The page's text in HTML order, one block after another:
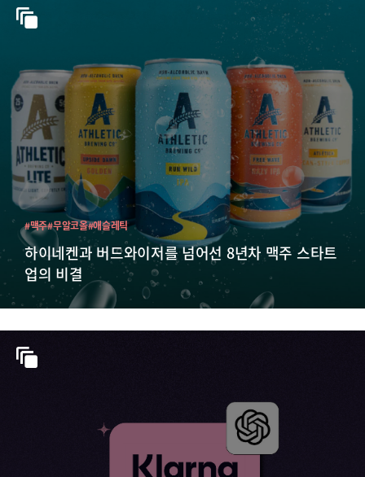
하이네켄과 버드와이저를 넘어선 8년차 맥주 스타트
업의 비결
#맥주#무알코올#애슬레틱